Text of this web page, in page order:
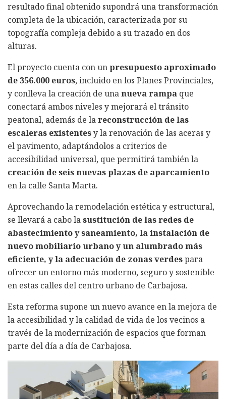
resultado final obtenido supondrá una transformación
completa de la ubicación, caracterizada por su
topografía compleja debido a su trazado en dos
alturas.
El proyecto cuenta con unpresupuesto aproximado
de 356.000 euros, incluido en los Planes Provinciales,
y conlleva la creación de unanueva rampa que
conectará ambos niveles y mejorará el tránsito
peatonal, además de lareconstrucción de las
escaleras existentesy la renovación de las aceras y
el pavimento, adaptándolos a criterios de
accesibilidad universal, que permitirá también la
creación de seis nuevas plazas de aparcamiento
en la calle Santa Marta.
Aprovechando la remodelación estética y estructural,
se llevará a cabo lasustitución de las redes de
abastecimiento y saneamiento, la instalación de
nuevo mobiliario urbano y un alumbrado más
eficiente, y la adecuación de zonas verdespara
ofrecer un entorno más moderno, seguro y sostenible
en estas calles del centro urbano de Carbajosa.
Esta reforma supone un nuevo avance en la mejora de
la accesibilidad y la calidad de vida de los vecinos a
través de la modernización de espacios que forman
parte del día a día de Carbajosa.